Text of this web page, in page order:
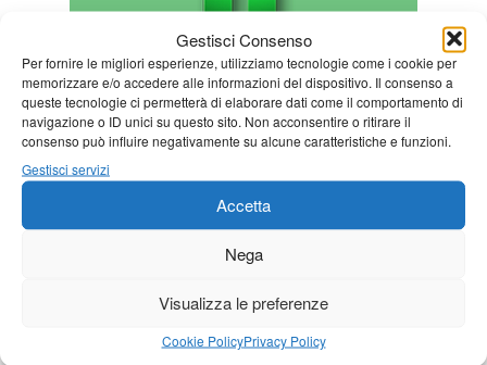
Gestisci Consenso
Per fornire le migliori esperienze, utilizziamo tecnologie come i cookie per
memorizzare e/o accedere alle informazioni del dispositivo. Il consenso a
queste tecnologie ci permetterà di elaborare dati come il comportamento di
navigazione o ID unici su questo sito. Non acconsentire o ritirare il
consenso può influire negativamente su alcune caratteristiche e funzioni.
Gestisci servizi
Accetta
Nega
Visualizza le preferenze
Cookie PolicyPrivacy Policy